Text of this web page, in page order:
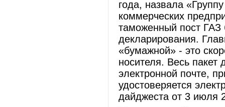
года, назвала
коммерческих
таможенный пост ГАЗ
декларирования.
«бумажной» - это
носителя. Весь пакет
электронной почте,
удостоверяется
дайджеста от 3 июля